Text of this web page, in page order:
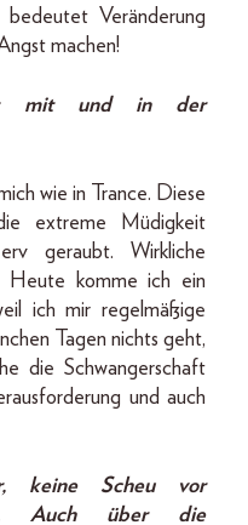
Veränderung
machen!
mit und in der
wie in Trance. Diese
extreme Müdigkeit
geraubt. Wirkliche
Heute komme ich ein
ich mir regelmäßige
Tagen nichts geht,
die Schwangerschaft
und auch
keine Scheu vor
Auch über die